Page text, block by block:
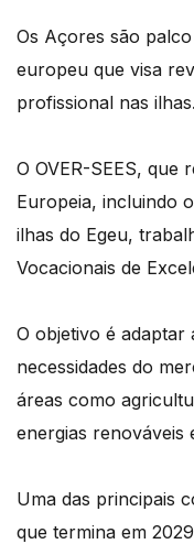
Os Açores são
europeu que visa
profissional nas ilhas.
O OVER-SEES, que
Europeia, incluindo
ilhas do Egeu,
Vocacionais de
O objetivo é
necessidades do
áreas como
energias renováveis
Uma das principais
que termina em